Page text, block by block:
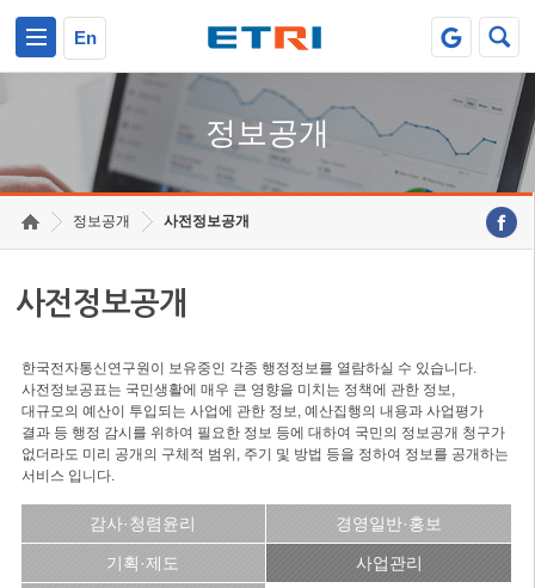
En
정보공개
정보공개 사전정보공개
사전정보공개
한국전자통신연구원이 보유중인 각종 행정정보를 열람하실 수 있습니다.
사전정보공표는 국민생활에 매우 큰 영향을 미치는 정책에 관한 정보,
대규모의 예산이 투입되는 사업에 관한 정보, 예산집행의 내용과 사업평가
결과 등 행정 감시를 위하여 필요한 정보 등에 대하여 국민의 정보공개 청구가
없더라도 미리 공개의 구체적 범위, 주기 및 방법 등을 정하여 정보를 공개하는
서비스 입니다.
감사·청렴윤리 경영일반·홍보
기획·제도 사업관리